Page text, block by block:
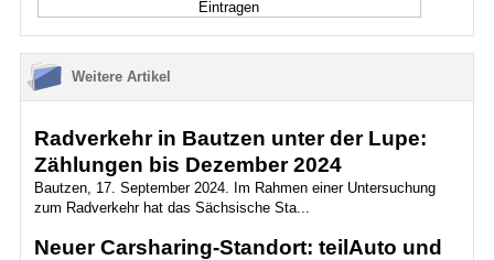
Weitere Artikel
Radverkehr in Bautzen unter der Lupe:
Zählungen bis Dezember 2024
Bautzen, 17. September 2024. Im Rahmen einer Untersuchung
zum Radverkehr hat das Sächsische Sta...
Neuer Carsharing-Standort: teilAuto und